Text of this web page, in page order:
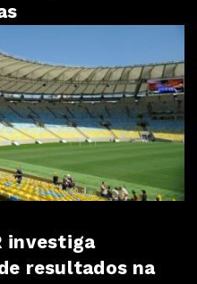
investiga
resultados na